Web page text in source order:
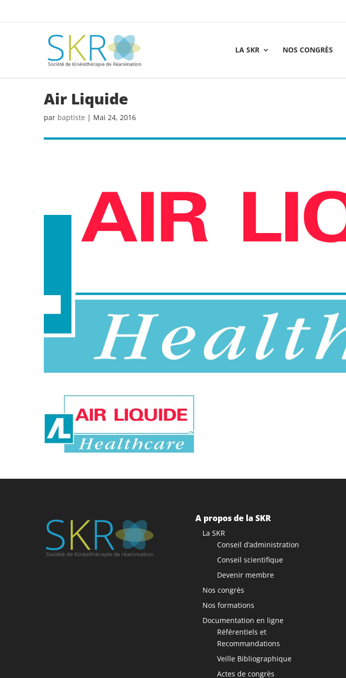
LA SKR NOS CONGRÈS
Air Liquide
par baptiste | Mai 24, 2016
A propos de la SKR
La SKR
Conseil d’administration
Conseil scientifique
Devenir membre
Nos congrès
Nos formations
Documentation en ligne
Référentiels et
Recommandations
Veille Bibliographique
Actes de congrès